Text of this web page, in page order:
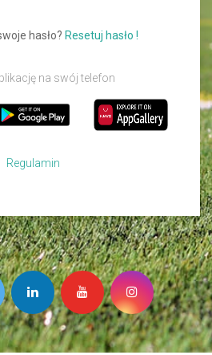
hasło? Resetuj hasło !
na swój telefon
Regulamin